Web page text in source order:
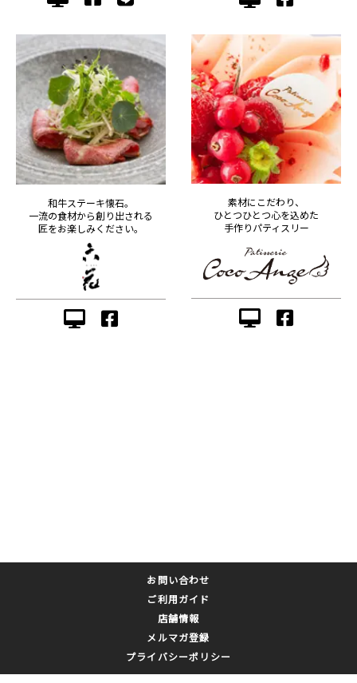
和牛ステーキ懐石。
一流の食材から創り出される
匠をお楽しみください。
素材にこだわり、
ひとつひとつ心を込めた
手作りパティスリー
お問い合わせ
ご利用ガイド
店舗情報
メルマガ登録
プライバシーポリシー